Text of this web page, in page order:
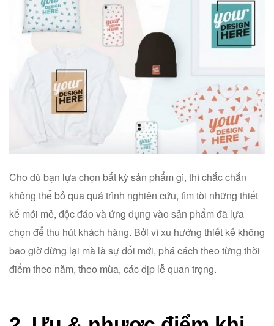
Cho dù bạn lựa chọn bất kỳ sản phẩm gì, thì chắc chắn
không thể bỏ qua quá trình nghiên cứu, tìm tòi những thiết
kế mới mẻ, độc đáo và ứng dụng vào sản phẩm đã lựa
chọn để thu hút khách hàng. Bởi vì xu hướng thiết kế không
bao giờ dừng lại mà là sự đổi mới, phá cách theo từng thời
điểm theo năm, theo mùa, các dịp lễ quan trọng.